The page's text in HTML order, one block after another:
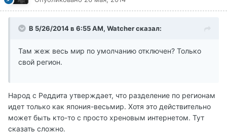
В 5/26/2014 в 6:55 AM, Watcher сказал:
Там жеж весь мир по умолчанию отключен? Только
свой регион.
Народ с Реддита утверждает, что разделение по регионам
идет только как япония-весьмир. Хотя это действительно
может быть кто-то с просто хреновым интернетом. Тут
сказать сложно.